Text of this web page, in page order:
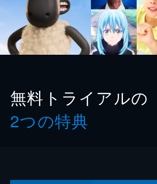
無料トライアルの
2つの特典